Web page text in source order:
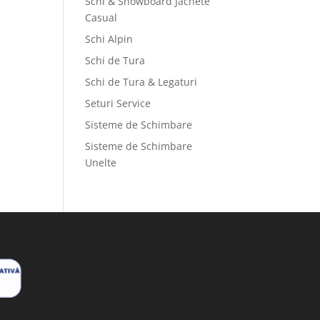
Casual
Schi Alpin
Schi de Tura
Schi de Tura & Legaturi
Seturi Service
Sisteme de Schimbare
Sisteme de Schimbare
Unelte